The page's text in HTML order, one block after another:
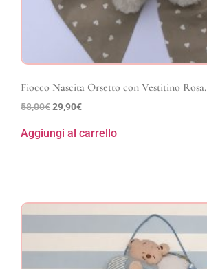
Fiocco Nascita Orsetto con Vestitino Rosa.
58,00€29,90€
Aggiungi al carrello